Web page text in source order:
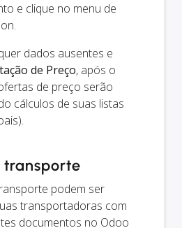
e clique no menu de
dados ausentes e
de Preço, após o
de preço serão
cálculos de suas listas
transporte
podem ser
transportadoras com
documentos no Odoo